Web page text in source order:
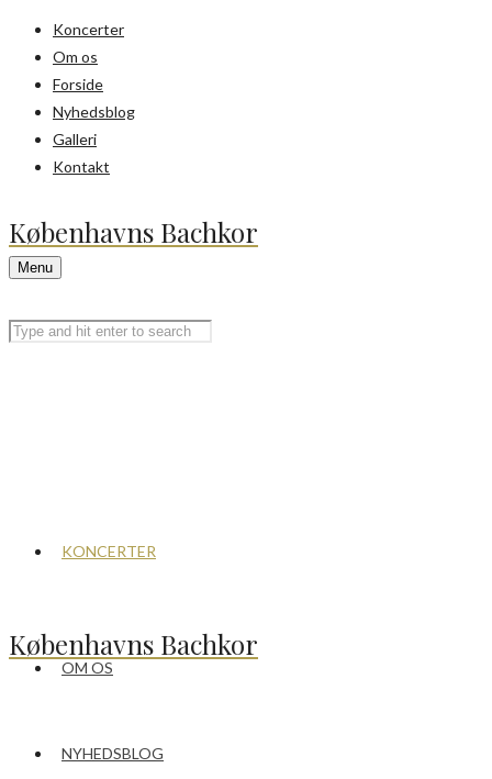
Koncerter
Om os
Forside
Nyhedsblog
Galleri
Kontakt
Københavns Bachkor
Menu
KONCERTER
OM OS
Københavns Bachkor
NYHEDSBLOG